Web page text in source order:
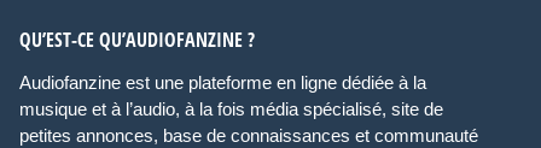
Helps put your loop button presses on time for
Store Loops
QU’EST-CE QU’AUDIOFANZINE ?
Audiofanzine est une plateforme en ligne dédiée à la
musique et à l’audio, à la fois média spécialisé, site de
petites annonces, base de connaissances et communauté